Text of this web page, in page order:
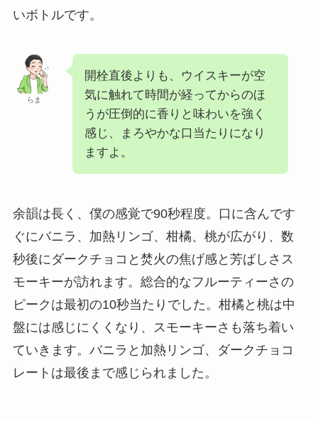
いボトルです。
らま
開栓直後よりも、ウイスキーが空
気に触れて時間が経ってからのほ
うが圧倒的に香りと味わいを強く
感じ、まろやかな口当たりになり
ますよ。
余韻は長く、僕の感覚で90秒程度。口に含んです
ぐにバニラ、加熱リンゴ、柑橘、桃が広がり、数
秒後にダークチョコと焚火の焦げ感と芳ばしさス
モーキーが訪れます。総合的なフルーティーさの
ピークは最初の10秒当たりでした。柑橘と桃は中
盤には感じにくくなり、スモーキーさも落ち着い
ていきます。バニラと加熱リンゴ、ダークチョコ
レートは最後まで感じられました。